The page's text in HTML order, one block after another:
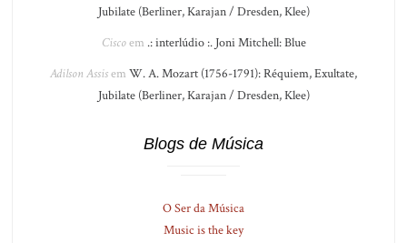
Jubilate (Berliner, Karajan / Dresden, Klee)
Ciscoem .: interlúdio :. Joni Mitchell: Blue
Adilson Assisem W. A. Mozart (1756-1791): Réquiem, Exultate,
Jubilate (Berliner, Karajan / Dresden, Klee)
Blogs de Música
O Ser da Música
Music is the key